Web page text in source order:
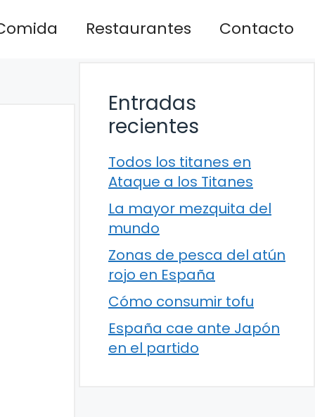
Restaurantes Contacto
Entradas
recientes
Todos los titanes en
Ataque a los Titanes
La mayor mezquita del
mundo
Zonas de pesca del atún
rojo en España
Cómo consumir tofu
España cae ante Japón
en el partido